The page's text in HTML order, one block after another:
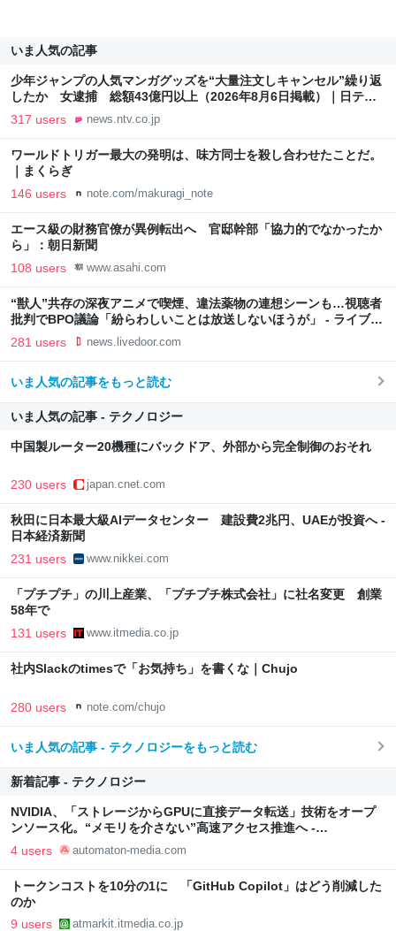
いま人気の記事
少年ジャンプの人気マンガグッズを“大量注文しキャンセル”繰り返
したか 女逮捕 総額43億円以上（2026年8月6日掲載）｜日テレ
NEWS NNN
317 users news.ntv.co.jp
ワールドトリガー最大の発明は、味方同士を殺し合わせたことだ。
｜まくらぎ
146 users note.com/makuragi_note
エース級の財務官僚が異例転出へ 官邸幹部「協力的でなかったか
ら」：朝日新聞
108 users www.asahi.com
“獣人”共存の深夜アニメで喫煙、違法薬物の連想シーンも…視聴者
批判でBPO議論「紛らわしいことは放送しないほうが」 - ライブド
アニュース
281 users news.livedoor.com
いま人気の記事をもっと読む
いま人気の記事 - テクノロジー
中国製ルーター20機種にバックドア、外部から完全制御のおそれ
230 users japan.cnet.com
秋田に日本最大級AIデータセンター 建設費2兆円、UAEが投資へ -
日本経済新聞
231 users www.nikkei.com
「プチプチ」の川上産業、「プチプチ株式会社」に社名変更 創業
58年で
131 users www.itmedia.co.jp
社内Slackのtimesで「お気持ち」を書くな｜Chujo
280 users note.com/chujo
いま人気の記事 - テクノロジーをもっと読む
新着記事 - テクノロジー
NVIDIA、「ストレージからGPUに直接データ転送」技術をオープ
ンソース化。“メモリを介さない”高速アクセス推進へ -
AUTOMATON
4 users automaton-media.com
トークンコストを10分の1に 「GitHub Copilot」はどう削減した
のか
9 users atmarkit.itmedia.co.jp